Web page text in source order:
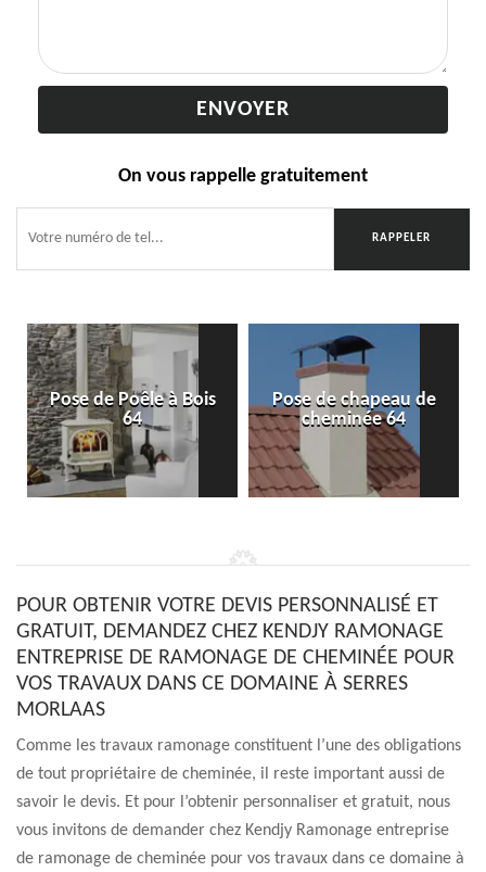
On vous rappelle gratuitement
Pose de Poêle à Bois
64
Pose de chapeau de
cheminée 64
POUR OBTENIR VOTRE DEVIS PERSONNALISÉ ET
GRATUIT, DEMANDEZ CHEZ KENDJY RAMONAGE
ENTREPRISE DE RAMONAGE DE CHEMINÉE POUR
VOS TRAVAUX DANS CE DOMAINE À SERRES
MORLAAS
Comme les travaux ramonage constituent l’une des obligations
de tout propriétaire de cheminée, il reste important aussi de
savoir le devis. Et pour l’obtenir personnaliser et gratuit, nous
vous invitons de demander chez Kendjy Ramonage entreprise
de ramonage de cheminée pour vos travaux dans ce domaine à